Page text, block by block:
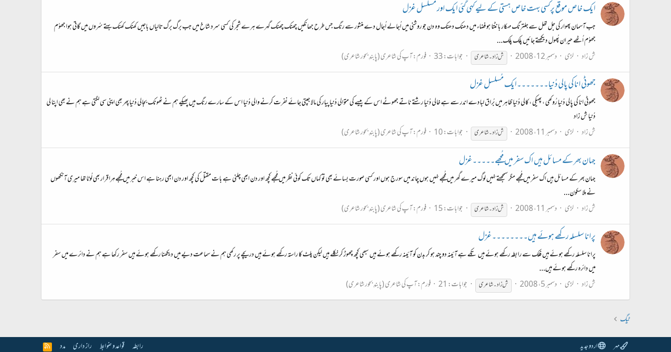
ایک خاص موقع پرکسی بہت خاص ہستی کے لیے کہی گئی ایک اور مسلسل غزل
جب آسمان پھوار کی جل تھل سے جلترنگ مہکار بانٹتا ہو فضاء میں دھنک دھنک وہ دن جو روشنی میں اُجالے اُجال دے منشور سے رنگ جس طرح جھانکیں چھنک چھنک گہرے ہرے شجر کی کسی سرد شاخ میں جب برگ برگ تالیاں باجیں کھنک کھنک بہتے سُروں میں گاتی ہوا جھوُم
جھوُم اُٹھے حیران پُھول دیکھتے جائیں پلک پلک...
ش زاد لڑی دسمبر 12، 2008 شزاد۔شاعری جوابات: 33 فورم:آپ کی شاعری (پابندِ بحور شاعری)
جھوٹی انا کی پالی دُنیا۔۔۔۔۔۔۔ایک مُسلسل غزل
جھوٹی انا کی پالی دُنیا رُوکھی ، پھیکی ، کالی دُنیا ظاہر میں بُراق لبادے اندر سے ہے خالی دُنیا رشتے ناتے جھوٹے اس کے پیسے کی متوالی دُنیا پیار کی مالا جپتی جائے نفرت کرنے والی دُنیا اس کے سارے رنگ ہیں پھیکے ہم نے ٹھونک بجالی دُنیا پِھر بھی اپنی سی لگتی ہے ہم نے بھی اپنا لی
دُنیا ش زاد
ش زاد لڑی دسمبر 11، 2008 شزاد۔شاعری جوابات: 10 فورم:آپ کی شاعری (پابندِ بحور شاعری)
جہان بھر کے مسائل ہیں اک سفر میں مُجھے۔۔۔۔۔غزل
جہان بھر کے مسائل ہیں اک سفر میں مُجھے مگر سمجھتے نہیں لوگ میرے گھر میں مُجھے نہیں ہوں چاند میں سورج ہوں اور کسی صورت بسائے بھی تو کہاں تک کوئی نظر میں مُجھے کچھ اور دن ابھی چلنی ہے بات مقتل کی کچھ اور دن ابھی رہنا ہے اس خبر میں مُجھے مِرا قرار بھی لُوٹا تھا میری آنکھوں
نے مِلا سکون...
ش زاد لڑی دسمبر 11، 2008 شزاد۔شاعری جوابات: 15 فورم:آپ کی شاعری (پابندِ بحور شاعری)
پرانا سلسلہ رکھے ہوئے ہیں۔۔۔۔۔۔۔۔غزل
پرانا سلسلہ رکھے ہوئے ہیں فلک سے رابطہ رکھے ہوئے ہیں تکے ہے آئینہ دو چند ہو کر بدن کو آئینہ رکھے ہوئے ہیں سبھی کچھ چھوڑ کر نکلے ہیں لیکن پلٹ کا راستہ رکھے ہوئے ہیں دریچے پر رکھی ہم نے سماعت دیے میں دیکھنا رکھے ہوئے ہیں سفر رکھا ہے ہم نے دائرے میں سفر
میں دائرہ رکھے ہوئے ہیں...
ش زاد لڑی دسمبر 5، 2008 شزاد۔شاعری جوابات: 21 فورم:آپ کی شاعری (پابندِ بحور شاعری)
ٹیگ
مہر
اردو جدید رابطہ قواعد و ضوابط راز داری مدد
R